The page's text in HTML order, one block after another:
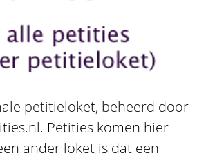
petitieloket, beheerd door
Petities komen hier
ander loket is dat een